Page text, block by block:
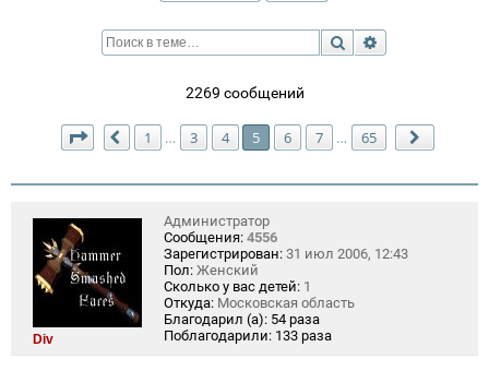
Поиск
2269 сообщений
Страница 5из 65
Пред.
1 … 3 4 5 6 7 … 65
Div
Администратор
Сообщения: 4556
Зарегистрирован: 31 июл 2006, 12:43
Пол: Женский
Сколько у вас детей: 1
Откуда: Московская область
Благодарил (а): 54 раза
Поблагодарили: 133 раза